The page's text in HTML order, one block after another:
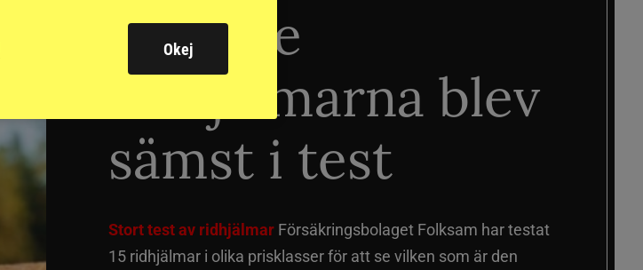
Dyraste
ridhjälmarna blev
sämst i test
Stort test av ridhjälmar Försäkringsbolaget Folksam har testat
15 ridhjälmar i olika prisklasser för att se vilken som är den
Okej